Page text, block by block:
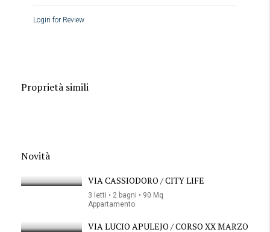
Login for Review
Proprietà simili
Novità
VIA CASSIODORO / CITY LIFE
3 letti • 2 bagni • 90 Mq
Appartamento
VIA LUCIO APULEJO / CORSO XX MARZO